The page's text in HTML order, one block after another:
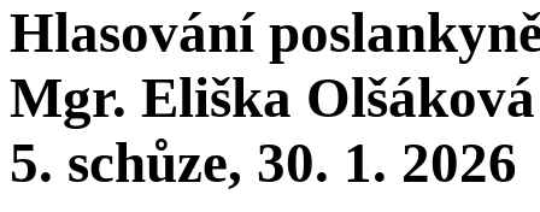
Hlasování
Mgr. Eliška Olšáková
5. schůze, 30. 1. 2026